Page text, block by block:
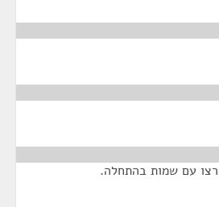
עם שמות בהתחלה.